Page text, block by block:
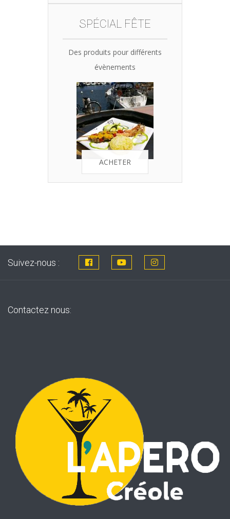
SPÉCIAL FÊTE
Des produits pour différents
évènements
ACHETER
Suivez-nous :
Contactez nous: